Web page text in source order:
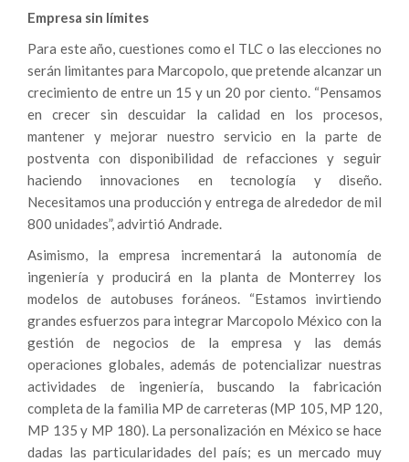
Empresa sin límites
Para este año, cuestiones como el TLC o las elecciones no
serán limitantes para Marcopolo, que pretende alcanzar un
crecimiento de entre un 15 y un 20 por ciento. “Pensamos
en crecer sin descuidar la calidad en los procesos,
mantener y mejorar nuestro servicio en la parte de
postventa con disponibilidad de refacciones y seguir
haciendo innovaciones en tecnología y diseño.
Necesitamos una producción y entrega de alrededor de mil
800 unidades”, advirtió Andrade.
Asimismo, la empresa incrementará la autonomía de
ingeniería y producirá en la planta de Monterrey los
modelos de autobuses foráneos. “Estamos invirtiendo
grandes esfuerzos para integrar Marcopolo México con la
gestión de negocios de la empresa y las demás
operaciones globales, además de potencializar nuestras
actividades de ingeniería, buscando la fabricación
completa de la familia MP de carreteras (MP 105, MP 120,
MP 135 y MP 180). La personalización en México se hace
dadas las particularidades del país; es un mercado muy